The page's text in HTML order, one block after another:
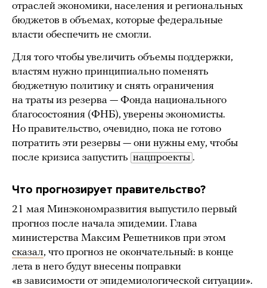
отраслей экономики, населения и региональных
бюджетов в объемах, которые федеральные
власти обеспечить не смогли.
Для того чтобы увеличить объемы поддержки,
властям нужно принципиально поменять
бюджетную политику и снять ограничения
на траты из резерва — Фонда национального
благосостояния (ФНБ), уверены экономисты.
Но правительство, очевидно, пока не готово
потратить эти резервы — они нужны ему, чтобы
после кризиса запустить нацпроекты .
Что прогнозирует правительство?
21 мая Минэкономразвития выпустило первый
прогноз после начала эпидемии. Глава
министерства Максим Решетников при этом
сказал, что прогноз не окончательный: в конце
лета в него будут внесены поправки
«в зависимости от эпидемиологической ситуации».